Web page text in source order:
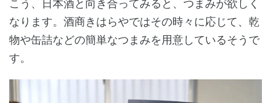
こう、日本酒と向き合ってみると、つまみが欲しく
なります。酒商きはらやではその時々に応じて、乾
物や缶詰などの簡単なつまみを用意しているそうで
す。